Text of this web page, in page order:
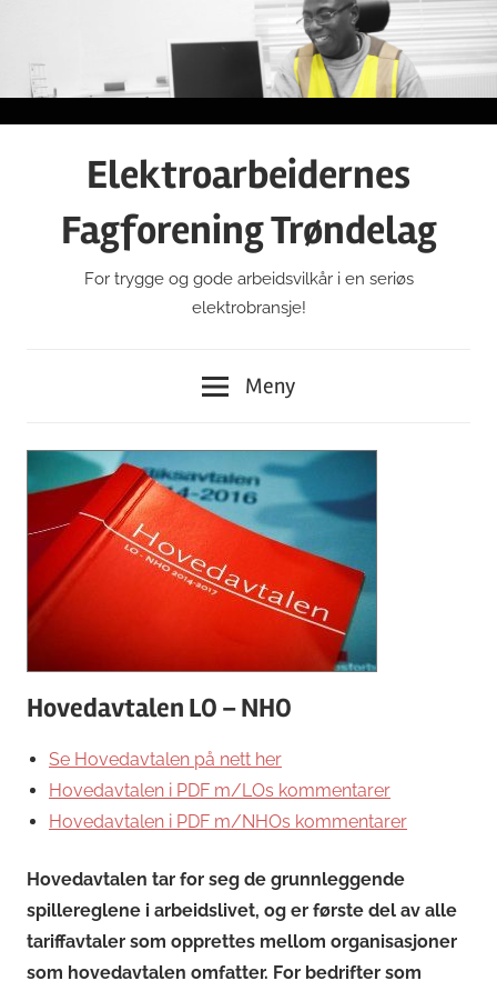
innhold
Elektroarbeidernes
Fagforening Trøndelag
For trygge og gode arbeidsvilkår i en seriøs
elektrobransje!
Meny
Hovedavtalen LO – NHO
Se Hovedavtalen på nett her
Hovedavtalen i PDF m/LOs kommentarer
Hovedavtalen i PDF m/NHOs kommentarer
Hovedavtalen tar for seg de grunnleggende
spillereglene i arbeidslivet, og er første del av alle
tariffavtaler som opprettes mellom organisasjoner
som hovedavtalen omfatter. For bedrifter som